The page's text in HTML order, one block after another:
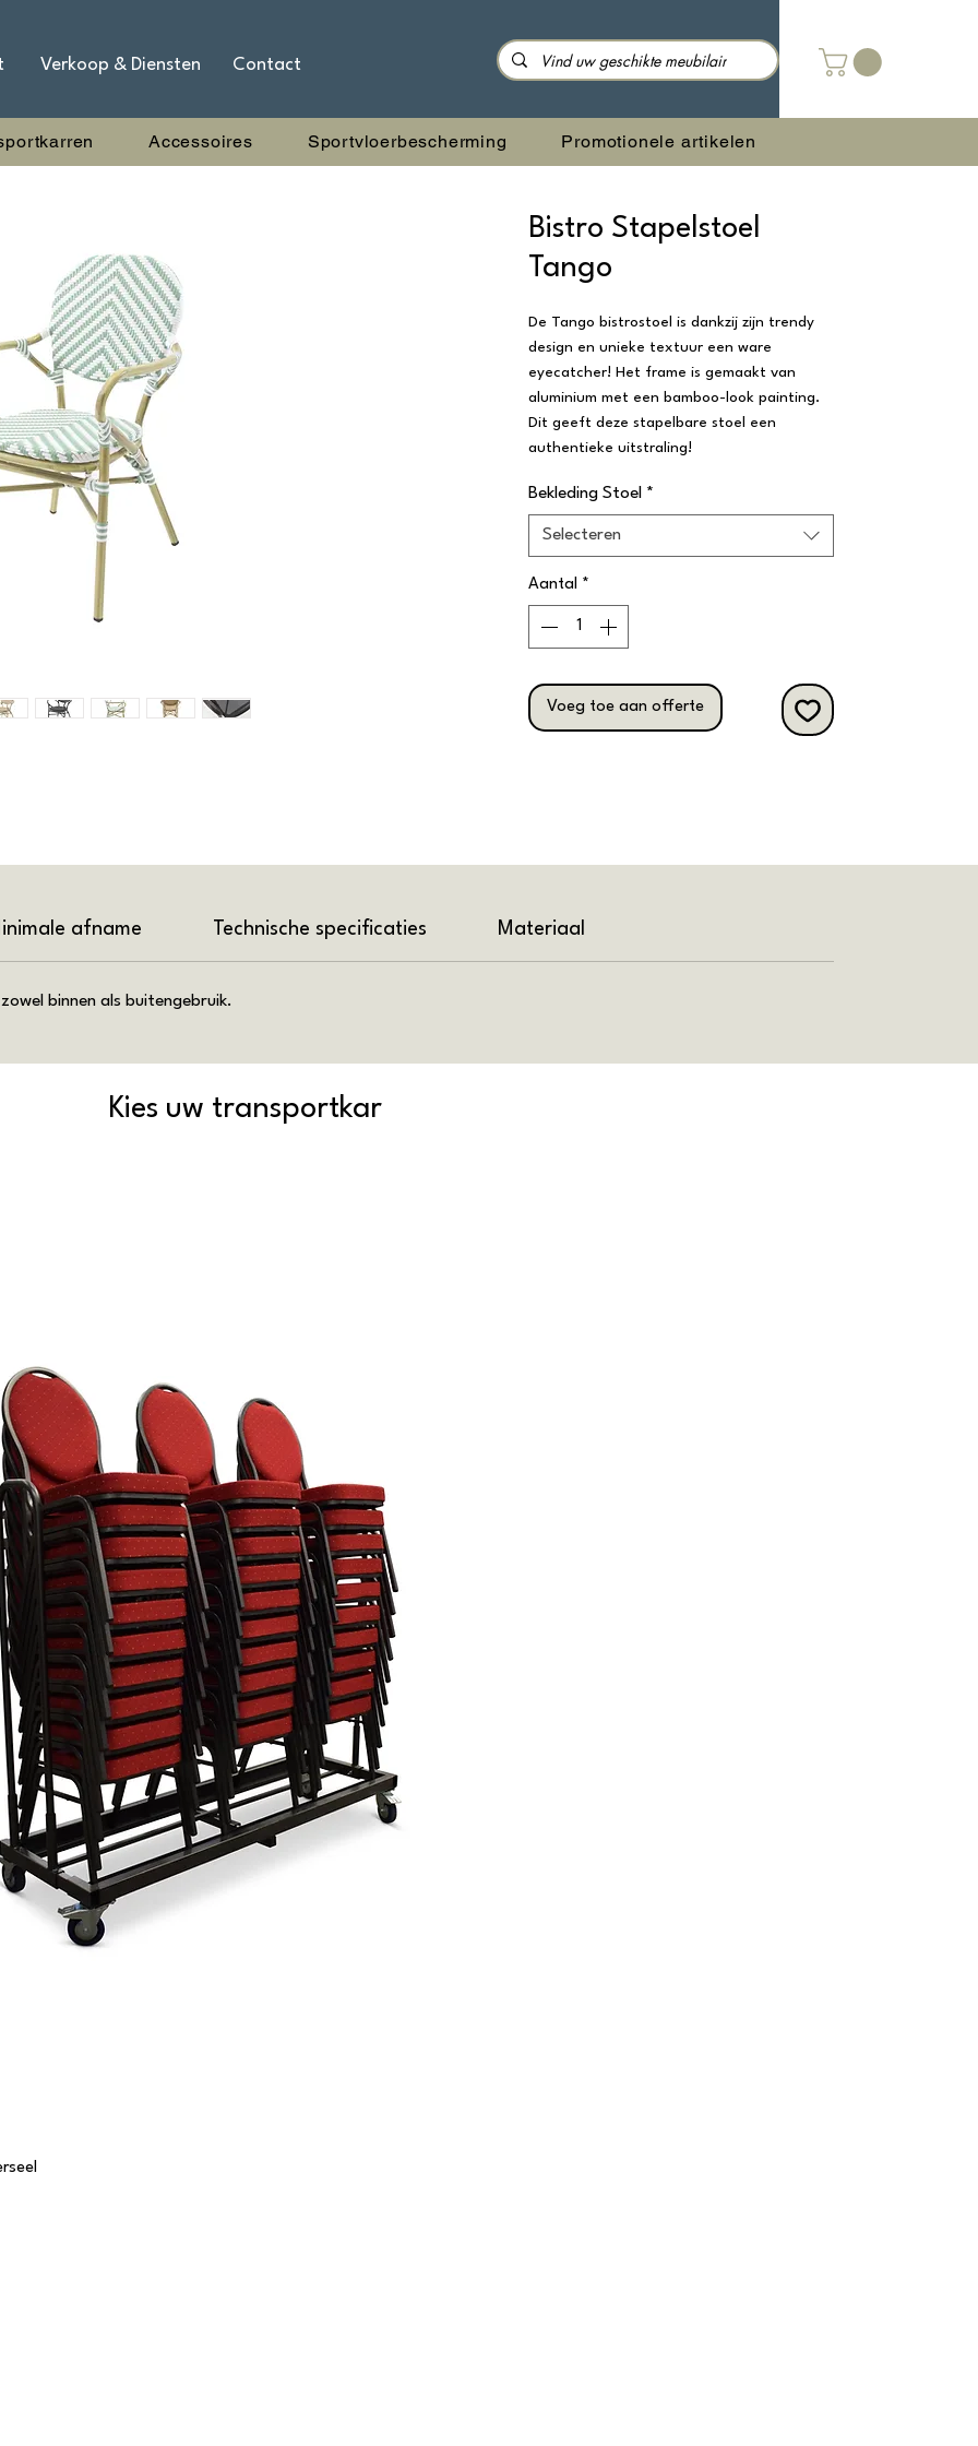
Accessoires Sportvloerbescherming Promotionele artikelen
Verkoop & Diensten Contact
Bistro Stapelstoel
Tango
De Tango bistrostoel is dankzij zijn trendy
design en unieke textuur een ware
eyecatcher! Het frame is gemaakt van
aluminium met een bamboo-look painting.
Dit geeft deze stapelbare stoel een
authentieke uitstraling!
Bekleding Stoel *
Selecteren
Aantal *
Voeg toe aan offerte
afname Technische specificaties Materiaal
binnen als buitengebruik.
Kies uw transportkar